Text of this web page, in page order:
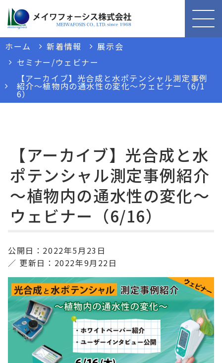
ホーム 新着情報
展示会
セミナー/ウェビナー
【アーカイブ】光合成と水ポテンシャル測定事例
紹介～植物内の通水性の変化～ウェビナー（6/1
6）
【アーカイブ】光合成と水
ポテンシャル測定事例紹介
～植物内の通水性の変化～
ウェビナー（6/16）
公開日： 2022年5月23日
更新日： 2022年9月22日